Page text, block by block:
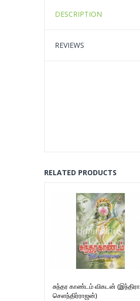
DESCRIPTION
REVIEWS
RELATED PRODUCTS
சுந்தர காண்டம் விகடன் (இந்திரா
செளந்திர்ராஜன்)